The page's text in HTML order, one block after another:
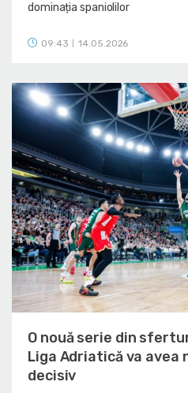
dominația spaniolilor
09:43 14.05.2026
O nouă serie din
Liga Adriatică va avea
decisiv